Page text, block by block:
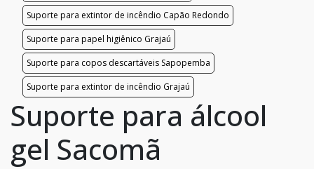
Suporte para extintor de incêndio Capão Redondo
Suporte para papel higiênico Grajaú
Suporte para copos descartáveis Sapopemba
Suporte para extintor de incêndio Grajaú
Suporte para álcool
gel Sacomã